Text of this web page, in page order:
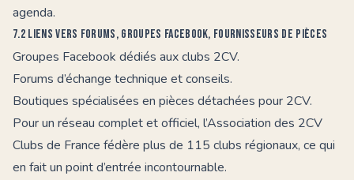
agenda.
7.2 Liens vers forums, groupes Facebook, fournisseurs de pièces
Groupes Facebook dédiés aux clubs 2CV.
Forums d’échange technique et conseils.
Boutiques spécialisées en pièces détachées pour 2CV.
Pour un réseau complet et officiel, l’Association des 2CV
Clubs de France fédère plus de 115 clubs régionaux, ce qui
en fait un point d’entrée incontournable.